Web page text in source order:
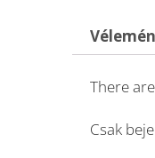
There
Csak